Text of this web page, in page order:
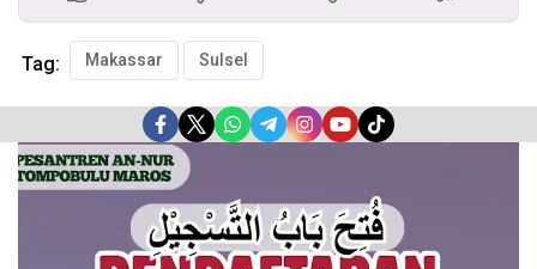
Tag: Makassar Sulsel
Pemutar
Video